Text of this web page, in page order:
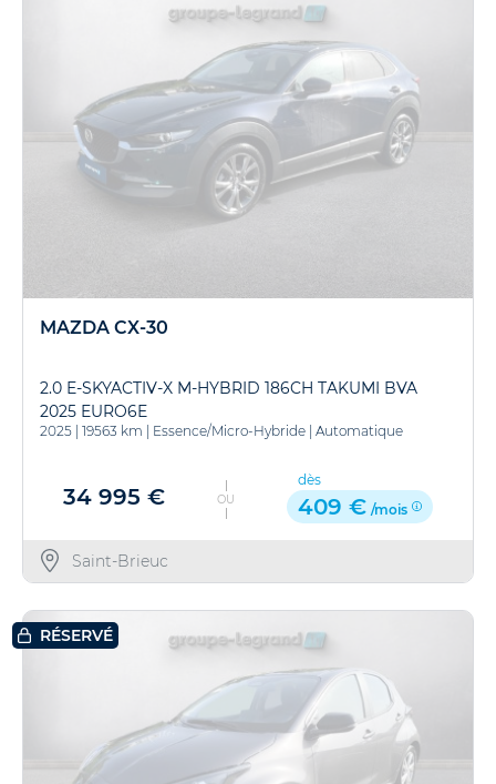
MAZDA CX-30
2.0 E-SKYACTIV-X M-HYBRID 186CH TAKUMI BVA
2025 EURO6E
2025 19563 km Essence/Micro-Hybride Automatique
34 995 € OU
dès
409 € /mois
Saint-Brieuc
RÉSERVÉ